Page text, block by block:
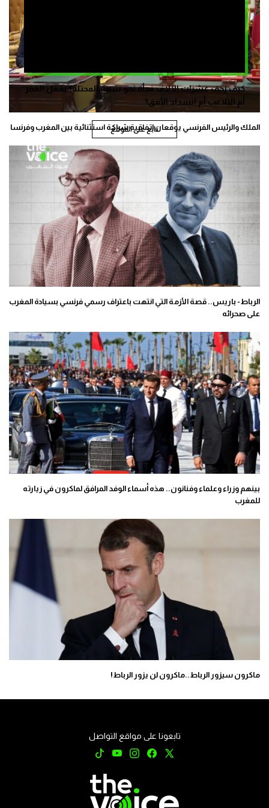
كيف زحف عشرات الالاف فجأة نحو سبتة المحتلة؟ بفعل الفقر
أم التلاعب أم انسداد الأفق؟
تابع على الموقع
الملك والرئيس الفرنسي يوقعان اتفاقية شراكة استثنائية بين المغرب وفرنسا
الرباط- باريس.. قصة الأزمة التي انتهت باعتراف رسمي فرنسي بسيادة المغرب
على صحرائه
بينهم وزراء وعلماء وفنانون.. هذه أسماء الوفد المرافق لماكرون في زيارته
للمغرب
ماكرون سيزور الرباط..ماكرون لن يزور الرباط!
تابعونا على مواقع التواصل